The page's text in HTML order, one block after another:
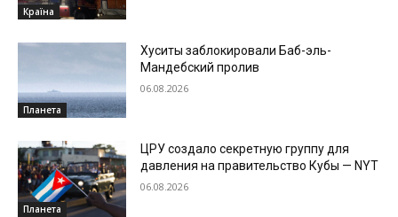
Країна
Планета
Хуситы заблокировали Баб-эль-
Мандебский пролив
06.08.2026
Планета
ЦРУ создало секретную группу для
давления на правительство Кубы — NYT
06.08.2026